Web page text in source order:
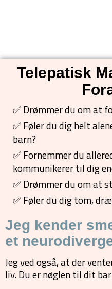
Telepatisk
✅ Drømmer du om at
✅ Føler du dig helt
barn?
✅ Fornemmer du
kommunikerer til dig
✅ Drømmer du om at
✅ Føler du dig tom,
Jeg kender
et
Jeg ved også, at der
liv. Du er nøglen til dit